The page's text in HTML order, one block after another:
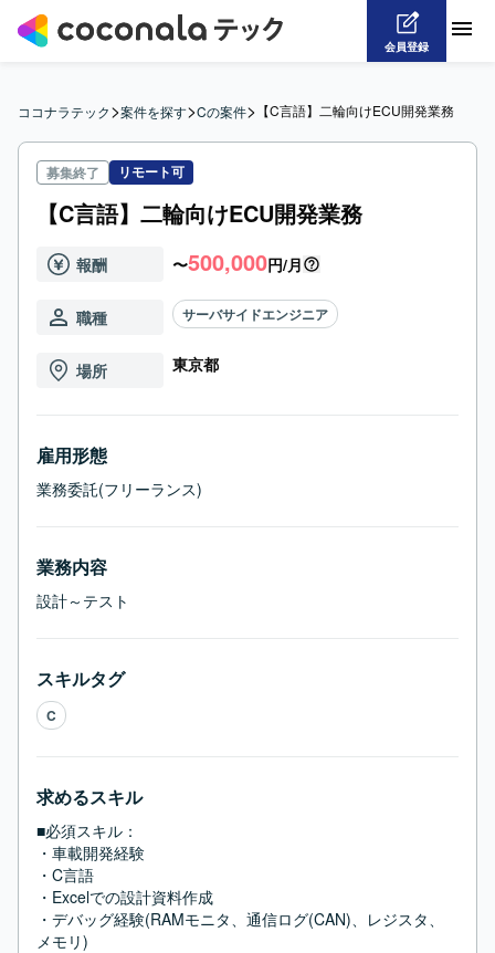
会員登録
ココナラテック>案件を探す>Cの案件> 【C言語】二輪向けECU開発業務
募集終了 リモート可
【C言語】二輪向けECU開発業務
報酬 〜500,000円/月
職種 サーバサイドエンジニア
場所 東京都
雇用形態
業務委託(フリーランス)
業務内容
設計～テスト
スキルタグ
C
求めるスキル
■必須スキル：
・車載開発経験
・C言語
・Excelでの設計資料作成
・デバッグ経験(RAMモニタ、通信ログ(CAN)、レジスタ、
メモリ)